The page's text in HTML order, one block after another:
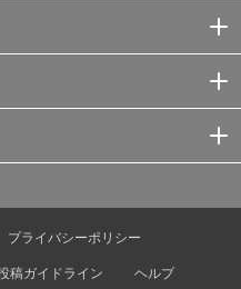
プライバシーポリシー
稿ガイドライン ヘルプ